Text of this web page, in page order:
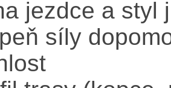
jezdce a styl
síly